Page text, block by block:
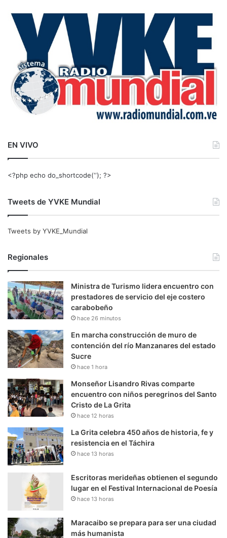
a
EN VIVO
<?php echo do_shortcode(‘‘); ?>
Tweets de YVKE Mundial
Tweets by YVKE_Mundial
Regionales
Ministra de Turismo lidera encuentro con
prestadores de servicio del eje costero
carabobeño
hace 26 minutos
En marcha construcción de muro de
contención del río Manzanares del estado
Sucre
hace 1 hora
Monseñor Lisandro Rivas comparte
encuentro con niños peregrinos del Santo
Cristo de La Grita
hace 12 horas
La Grita celebra 450 años de historia, fe y
resistencia en el Táchira
hace 13 horas
Escritoras merideñas obtienen el segundo
lugar en el Festival Internacional de Poesía
hace 13 horas
Maracaibo se prepara para ser una ciudad
más humanista